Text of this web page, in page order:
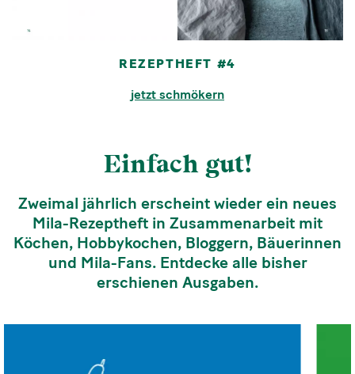
REZEPTHEFT #4
jetzt schmökern
Einfach gut!
Zweimal jährlich erscheint wieder ein neues
Mila-Rezeptheft in Zusammenarbeit mit
Köchen, Hobbykochen, Bloggern, Bäuerinnen
und Mila-Fans. Entdecke alle bisher
erschienen Ausgaben.